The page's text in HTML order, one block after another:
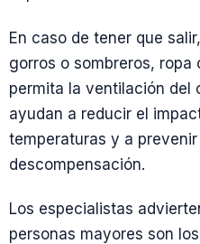
En caso de tener que
gorros o sombreros, ropa
permita la ventilación del
ayudan a reducir el
temperaturas y a
descompensación.
Los especialistas
personas mayores son